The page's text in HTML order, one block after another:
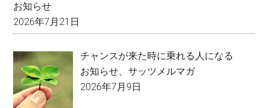
お知らせ
2026年7月21日
チャンスが来た時に乗れる人になる
お知らせ、サッツメルマガ
2026年7月9日